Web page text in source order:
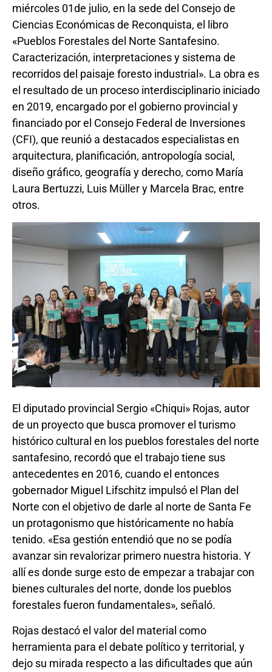
miércoles 01de julio, en la sede del Consejo de
Ciencias Económicas de Reconquista, el libro
«Pueblos Forestales del Norte Santafesino.
Caracterización, interpretaciones y sistema de
recorridos del paisaje foresto industrial». La obra es
el resultado de un proceso interdisciplinario iniciado
en 2019, encargado por el gobierno provincial y
financiado por el Consejo Federal de Inversiones
(CFI), que reunió a destacados especialistas en
arquitectura, planificación, antropología social,
diseño gráfico, geografía y derecho, como María
Laura Bertuzzi, Luis Müller y Marcela Brac, entre
otros.
El diputado provincial Sergio «Chiqui» Rojas, autor
de un proyecto que busca promover el turismo
histórico cultural en los pueblos forestales del norte
santafesino, recordó que el trabajo tiene sus
antecedentes en 2016, cuando el entonces
gobernador Miguel Lifschitz impulsó el Plan del
Norte con el objetivo de darle al norte de Santa Fe
un protagonismo que históricamente no había
tenido. «Esa gestión entendió que no se podía
avanzar sin revalorizar primero nuestra historia. Y
allí es donde surge esto de empezar a trabajar con
bienes culturales del norte, donde los pueblos
forestales fueron fundamentales», señaló.
Rojas destacó el valor del material como
herramienta para el debate político y territorial, y
dejo su mirada respecto a las dificultades que aún